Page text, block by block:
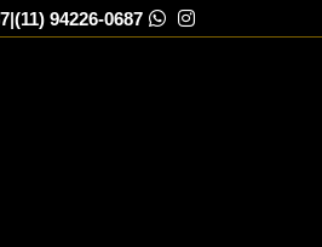
|(11) 94226-0687